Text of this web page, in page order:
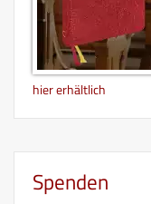
hier erhältlich
Spenden